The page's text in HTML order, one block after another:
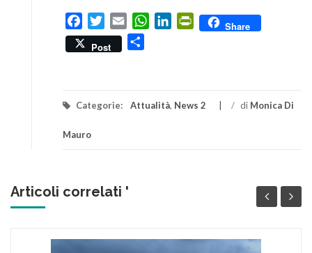
FacebookTwitterEmail WhatsApp
LinkedInPrintFriendly
Share
Post
Categorie: Attualità, News 2 / di Monica Di
Mauro
Articoli correlati '